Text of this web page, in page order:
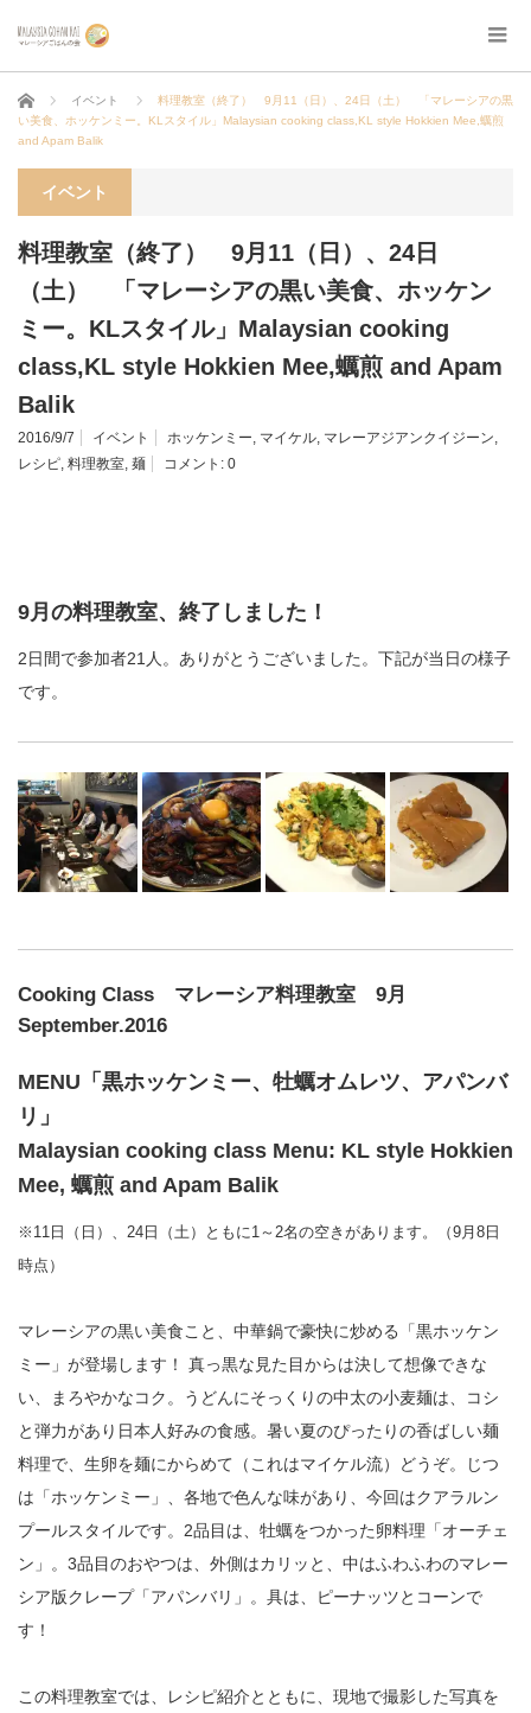
ホーム イベント
料理教室（終了） 9月11（日）、24日（土） 「マレーシアの黒
い美食、ホッケンミー。KLスタイル」Malaysian cooking class,KL style Hokkien Mee,蠣煎
and Apam Balik
イベント
料理教室（終了） 9月11（日）、24日
（土） 「マレーシアの黒い美食、ホッケン
ミー。KLスタイル」Malaysian cooking
class,KL style Hokkien Mee,蠣煎 and Apam
Balik
2016/9/7 イベント ホッケンミー, マイケル, マレーアジアンクイジーン,
レシピ, 料理教室, 麺 コメント: 0
9月の料理教室、終了しました！
2日間で参加者21人。ありがとうございました。下記が当日の様子
です。
Cooking Class マレーシア料理教室 9月
September.2016
MENU「黒ホッケンミー、牡蠣オムレツ、アパンバ
リ」
Malaysian cooking class Menu: KL style Hokkien
Mee, 蠣煎 and Apam Balik
※11日（日）、24日（土）ともに1～2名の空きがあります。（9月8日
時点）
マレーシアの黒い美食こと、中華鍋で豪快に炒める「黒ホッケン
ミー」が登場します！ 真っ黒な見た目からは決して想像できな
い、まろやかなコク。うどんにそっくりの中太の小麦麺は、コシ
と弾力があり日本人好みの食感。暑い夏のぴったりの香ばしい麺
料理で、生卵を麺にからめて（これはマイケル流）どうぞ。じつ
は「ホッケンミー」、各地で色んな味があり、今回はクアラルン
プールスタイルです。2品目は、牡蠣をつかった卵料理「オーチェ
ン」。3品目のおやつは、外側はカリッと、中はふわふわのマレー
シア版クレープ「アパンバリ」。具は、ピーナッツとコーンで
す！
この料理教室では、レシピ紹介とともに、現地で撮影した写真を